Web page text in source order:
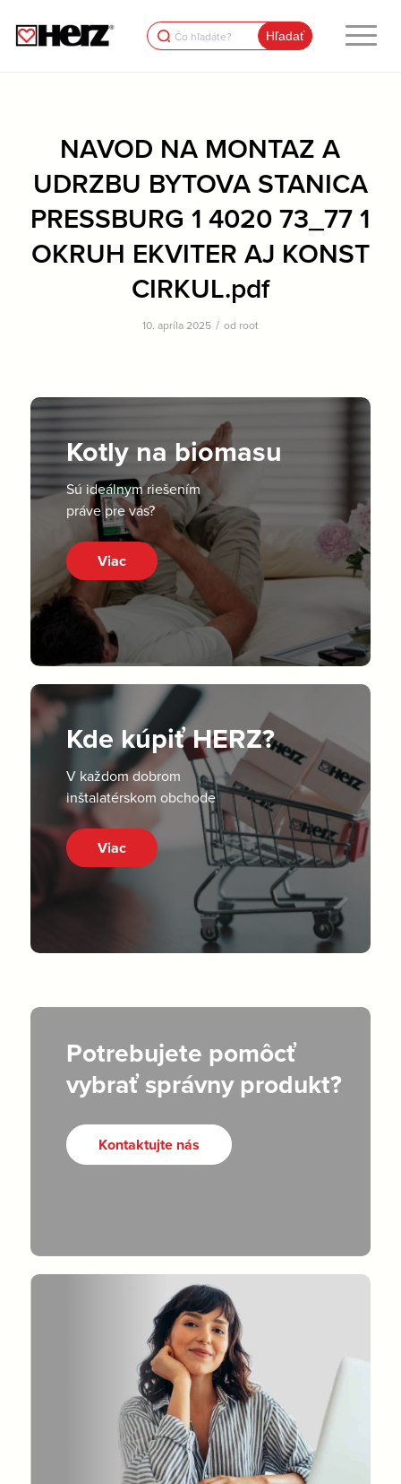
Search
for:
NAVOD NA MONTAZ A
UDRZBU BYTOVA STANICA
PRESSBURG 1 4020 73_77 1
OKRUH EKVITER AJ KONST
CIRKUL.pdf
10. apríla 2025 / od root
Kotly na biomasu
Sú ideálnym riešením
práve pre vás?
Viac
Kde kúpiť HERZ?
V každom dobrom
inštalatérskom obchode
Viac
Potrebujete pomôcť
vybrať správny produkt?
Kontaktujte nás